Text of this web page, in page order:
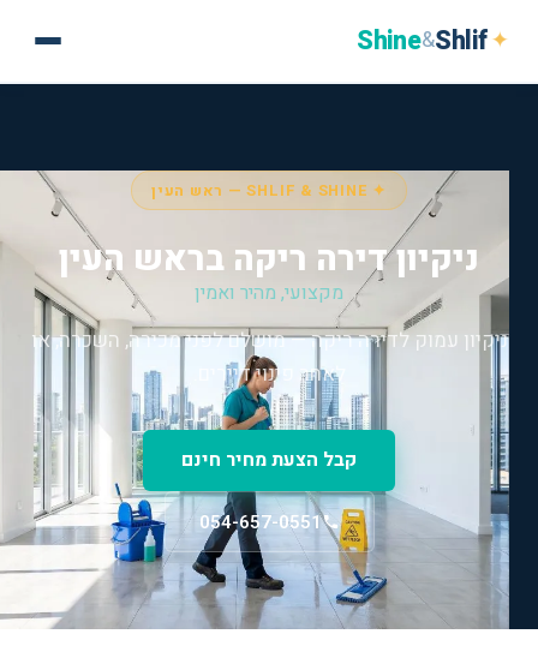
✦
Shlif
&
Shine
✦ SHLIF & SHINE — ראש העין
ניקיון דירה ריקה בראש העין
מקצועי, מהיר ואמין
ניקיון עמוק לדירה ריקה — מושלם לפני מכירה, השכרה, או
לאחר פינוי דיירים.
קבל הצעת מחיר חינם
054-657-0551